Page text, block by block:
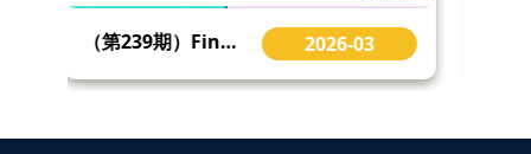
科技金融专栏 | 构建科技金融新型举国体制的创投解法 Venture Capital 2026-01